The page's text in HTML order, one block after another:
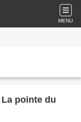
MENU
pointe du